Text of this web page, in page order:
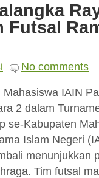
Futsal
No comments
IAIN
2 dalam
se-Kabupaten
Islam Negeri
menunjukkan
Tim futsal